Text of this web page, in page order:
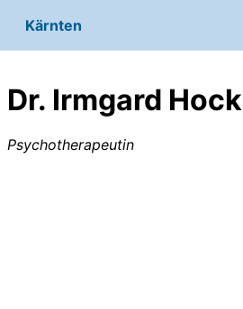
Kärnten
Dr. Irmgard Hock
Psychotherapeutin